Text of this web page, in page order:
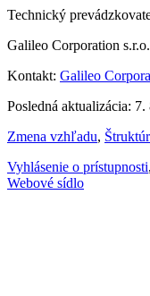
Technický
Galileo Corporation
Kontakt: Galileo
Posledná aktualizácia: 7.
Zmena vzhľadu,
Vyhlásenie o prístupnosti,
Webové sídlo